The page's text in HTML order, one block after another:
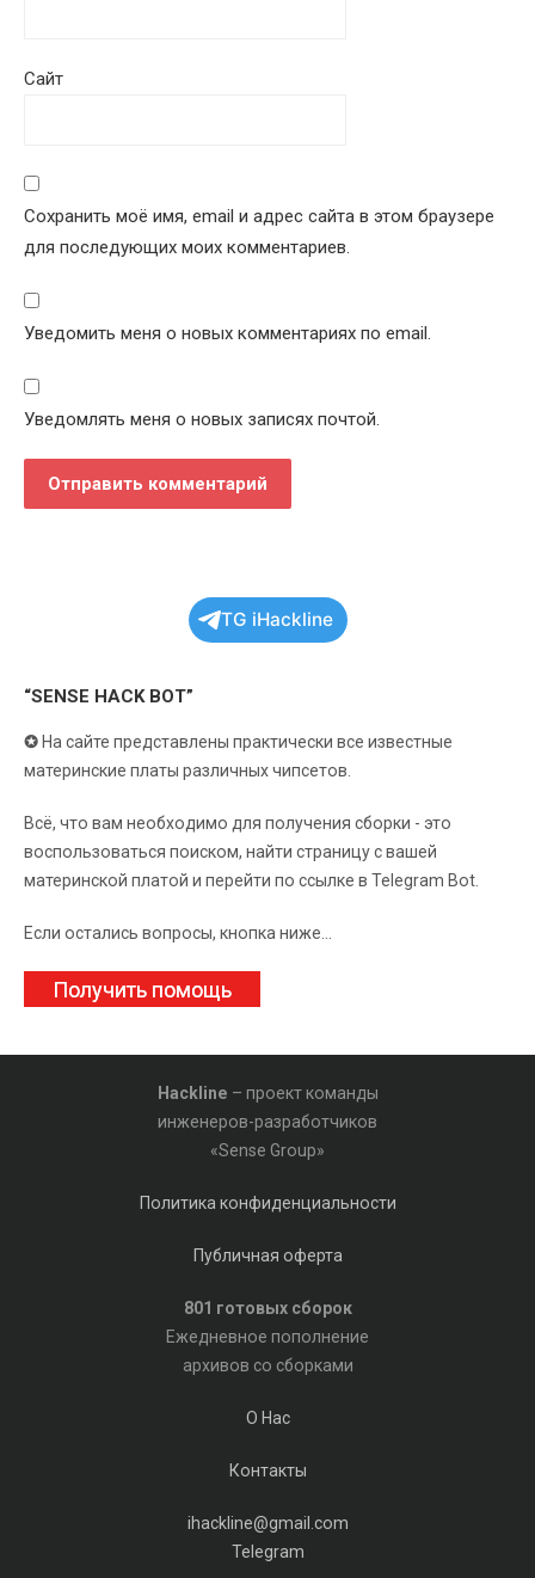
Сайт
Сохранить моё имя, email и адрес сайта в этом браузере
для последующих моих комментариев.
Уведомить меня о новых комментариях по email.
Уведомлять меня о новых записях почтой.
TG iHackline
“SENSE HACK BOT”
✪ На сайте представлены практически все известные
материнские платы различных чипсетов.
Всё, что вам необходимо для получения сборки - это
воспользоваться поиском, найти страницу с вашей
материнской платой и перейти по ссылке в Telegram Bot.
Если остались вопросы, кнопка ниже...
Получить помощь
Hackline – проект команды
инженеров-разработчиков
«Sense Group»
Политика конфиденциальности
Публичная оферта
801 готовых сборок
Ежедневное пополнение
архивов со сборками
О Нас
Контакты
ihackline@gmail.com
Telegram